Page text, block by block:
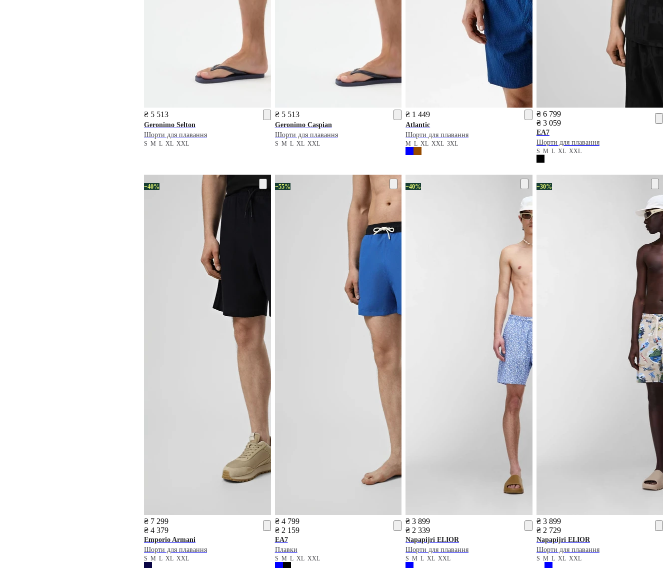
₴ 5 513
Geronimo Selton
Шорти для плавання
S M L XL XXL
₴ 5 513
GeronimoCaspian
Шорти для плавання
S M L XL XXL
₴ 1 449
Atlantic
Шорти для плавання
MLXLXXL3XL
₴ 6 799
₴ 3 059
EA7
Шорти для плавання
S M L XL XXL
−40%
₴ 7 299
₴ 4 379
Emporio Armani
Шорти для плавання
S M L XL XXL
−55%
₴ 4 799
₴ 2 159
EA7
Плавки
S M L XL XXL
−40%
₴ 3 899
₴ 2 339
Napapijri ELIOR
Шорти для плавання
SMLXLXXL
−30%
₴ 3 899
₴ 2 729
Napapijri ELIOR
Шорти для плавання
S M L XL XXL